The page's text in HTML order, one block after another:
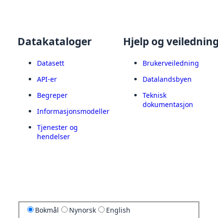
Datakataloger
Datasett
API-er
Begreper
Informasjonsmodeller
Tjenester og
hendelser
Hjelp og
Brukerveiledning
Datalandsbyen
Teknisk
dokumentasjon
Bokmål Nynorsk English